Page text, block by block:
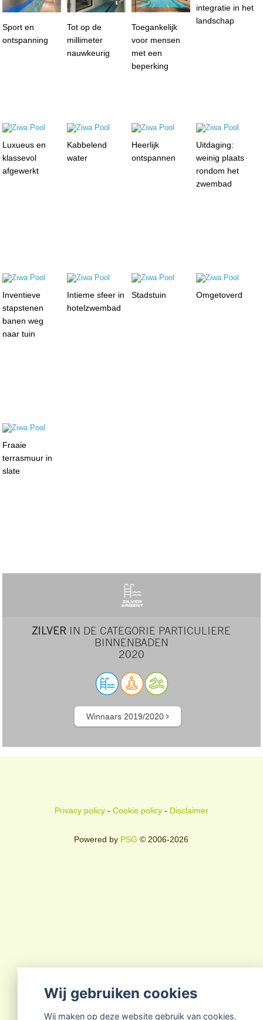
Sport en
ontspanning
Tot op de
millimeter
nauwkeurig
Toegankelijk
voor mensen
met een
beperking
integratie in het
landschap
Luxueus en
klassevol
afgewerkt
Kabbelend
water
Heerlijk
ontspannen
Uitdaging:
weinig plaats
rondom het
zwembad
Inventieve
stapstenen
banen weg
naar tuin
Intieme sfeer in
hotelzwembad
Stadstuin Omgetoverd
Fraaie
terrasmuur in
slate
ZILVER IN DE CATEGORIE PARTICULIERE
BINNENBADEN
2020
Winnaars 2019/2020
Privacy policy- Cookie policy- Disclaimer
Powered by PSG © 2006-2026
Wij gebruiken cookies
Wij maken op deze website gebruik van cookies.